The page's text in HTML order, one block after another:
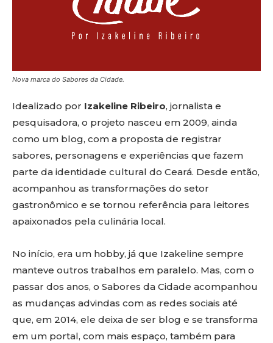
Nova marca do Sabores da Cidade.
Idealizado por Izakeline Ribeiro, jornalista e
pesquisadora, o projeto nasceu em 2009, ainda
como um blog, com a proposta de registrar
sabores, personagens e experiências que fazem
parte da identidade cultural do Ceará. Desde então,
acompanhou as transformações do setor
gastronômico e se tornou referência para leitores
apaixonados pela culinária local.
No início, era um hobby, já que Izakeline sempre
manteve outros trabalhos em paralelo. Mas, com o
passar dos anos, o Sabores da Cidade acompanhou
as mudanças advindas com as redes sociais até
que, em 2014, ele deixa de ser blog e se transforma
em um portal, com mais espaço, também para